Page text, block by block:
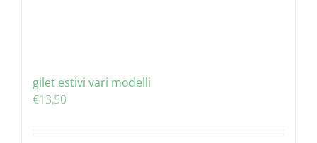
gilet estivi vari modelli
€13,50